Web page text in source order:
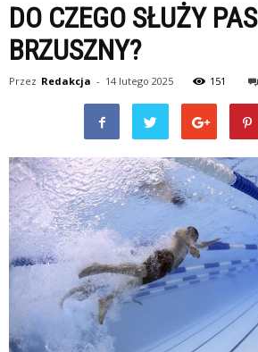
DO CZEGO SŁUŻY PAS
BRZUSZNY?
Przez Redakcja - 14 lutego 2025 151